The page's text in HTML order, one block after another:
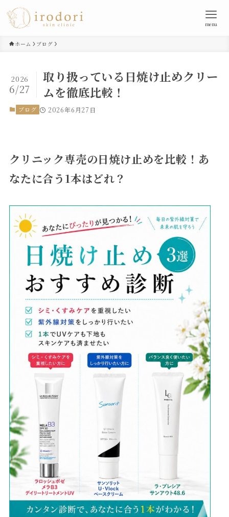
menu
ホーム ブログ
取り扱っている日焼け止めクリー
ムを徹底比較！
2026
6/27
ブログ 2026年6月27日
クリニック専売の日焼け止めを比較！あ
なたに合う1本はどれ？